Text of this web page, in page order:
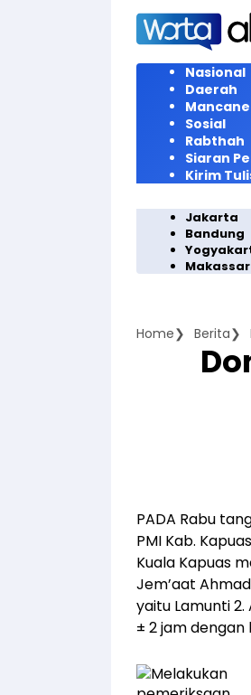
Langsung
konten
Nasional
Daerah
Sosial
Rabthah
Siaran
Kirim
Jakarta
Bandung
Makassar
Home Berita
PADA Rabu
PMI Kab.
Kuala Kapuas
Jem’aat
yaitu Lamunti
± 2 jam